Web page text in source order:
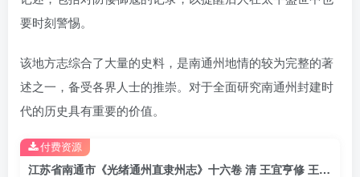
要时刻警惕。
该地方志综合了大量的史料，是南通州地情的较为完整的著
述之一，备受各界人士的推崇。对于全面研究南通州封建时
代的历史具有重要的价值。
江苏省南通市《光绪通州直隶州志》十六卷 清 王宜亨修 王效通 王兆升纂 高清PDF电子版影印本下载
付费资源